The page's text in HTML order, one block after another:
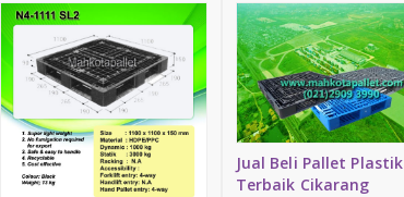
Jual Beli Pallet Plastik
Terbaik Cikarang